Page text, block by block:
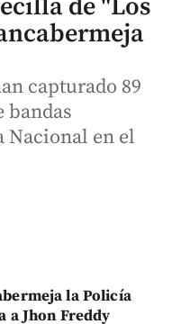
de "Los
capturado 89
bandas
en el
la Policía
a Jhon Freddy